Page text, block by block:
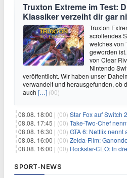
Truxton Extreme im Test:
Klassiker verzeiht dir gar
Truxton
scrollendes
welches von
geworden
von Clear
Nintendo
veröffentlicht. Wir haben unser
verwandelt und herausgefunden, ob
auch […] (00)
08.08. 18:00 | (00) Star Fox auf Switch 2
08.08. 17:45 | (00) Take-Two-Chef nennt GTA 6
08.08. 16:30 | (00) GTA 6: Netflix nennt
08.08. 16:00 | (00) Zelda-Film: Ganondorf,
08.08. 16:00 | (00) Rockstar-CEO: In drei
SPORT-NEWS